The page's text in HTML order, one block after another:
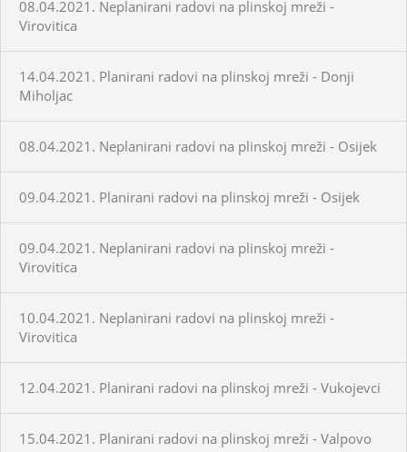
08.04.2021. Neplanirani radovi na plinskoj mreži -
Virovitica
14.04.2021. Planirani radovi na plinskoj mreži - Donji
Miholjac
08.04.2021. Neplanirani radovi na plinskoj mreži - Osijek
09.04.2021. Planirani radovi na plinskoj mreži - Osijek
09.04.2021. Neplanirani radovi na plinskoj mreži -
Virovitica
10.04.2021. Neplanirani radovi na plinskoj mreži -
Virovitica
12.04.2021. Planirani radovi na plinskoj mreži - Vukojevci
15.04.2021. Planirani radovi na plinskoj mreži - Valpovo